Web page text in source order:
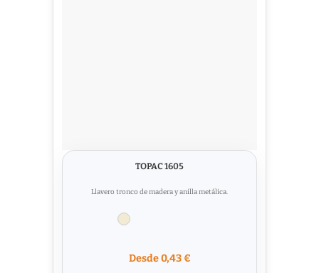
TOPAC 1605
Llavero tronco de madera y anilla metálica.
Desde 0,43 €